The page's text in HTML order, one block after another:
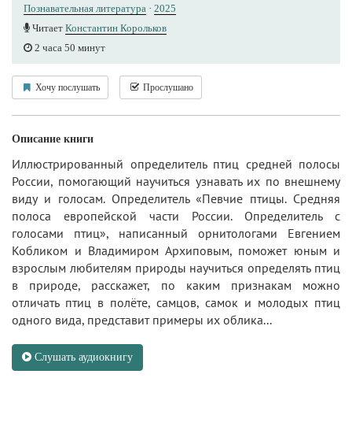
Познавательная литература · 2025
Читает Константин Корольков
2 часа 50 минут
Хочу послушать Прослушано
Описание книги
Иллюстрированный определитель птиц средней полосы
России, помогающий научиться узнавать их по внешнему
виду и голосам. Определитель «Певчие птицы. Средняя
полоса европейской части России. Определитель с
голосами птиц», написанный орнитологами Евгением
Кобликом и Владимиром Архиповым, поможет юным и
взрослым любителям природы научиться определять птиц
в природе, расскажет, по каким признакам можно
отличать птиц в полёте, самцов, самок и молодых птиц
одного вида, представит примеры их облика...
Слушать аудиокнигу